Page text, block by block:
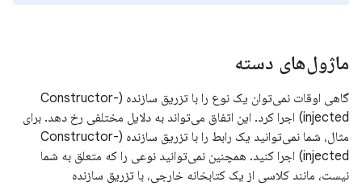
ماژول‌های دسته
گاهی اوقات نمی‌توان یک نوع را با تزریق سازنده (Constructor-
injected) اجرا کرد. این اتفاق می‌تواند به دلایل مختلفی رخ دهد. برای
مثال، شما نمی‌توانید یک رابط را با تزریق سازنده (Constructor-
injected) اجرا کنید. همچنین نمی‌توانید نوعی را که متعلق به شما
نیست، مانند کلاسی از یک کتابخانه خارجی، با تزریق سازنده